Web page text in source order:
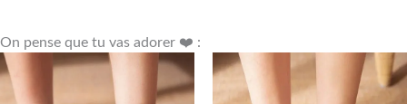
On pense que tu vas adorer ❤️ :